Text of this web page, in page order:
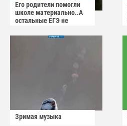
Его родители помогли
школе материально..А
остальные ЕГЭ не
Зримая музыка